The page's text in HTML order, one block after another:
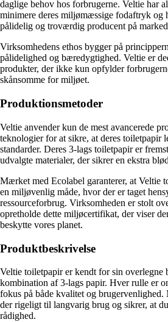
daglige behov hos forbrugerne. Veltie har
minimere deres miljømæssige fodaftryk og
pålidelig og troværdig producent på
Virksomhedens ethos bygger på
pålidelighed og bæredygtighed. Veltie er
produkter, der ikke kun opfylder
skånsomme for miljøet.
Produktionsmetoder
Veltie anvender kun de mest avancerede
teknologier for at sikre, at deres toiletpapir
standarder. Deres 3-lags toiletpapir er
udvalgte materialer, der sikrer en ekstra
Mærket med Ecolabel garanterer, at Veltie
en miljøvenlig måde, hvor der er taget
ressourceforbrug. Virksomheden er stolt
opretholde dette miljøcertifikat, der viser
beskytte vores planet.
Produktbeskrivelse
Veltie toiletpapir er kendt for sin overlegne
kombination af 3-lags papir. Hver rulle er
fokus på både kvalitet og
der rigeligt til langvarig brug og sikrer, at
rådighed.